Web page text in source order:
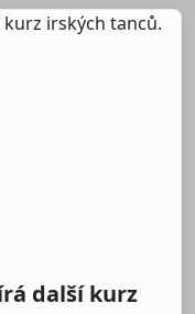
další kurz